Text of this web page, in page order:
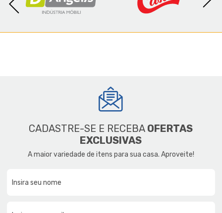
CADASTRE-SE E RECEBA OFERTAS
EXCLUSIVAS
A maior variedade de itens para sua casa. Aproveite!